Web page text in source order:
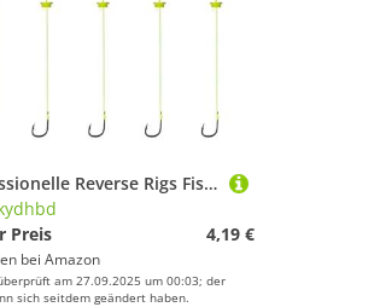
Professionelle Reverse Rigs Fishhook Leichte Käfig Feeder Kohlenstoffstahl Anti Design Süßwassersee Köder Federung Haken Anti Boden Bohrinseln Fischerköder
Preis
4,19 €
bei Amazon
am 27.09.2025 um 00:03; der
sich seitdem geändert haben.